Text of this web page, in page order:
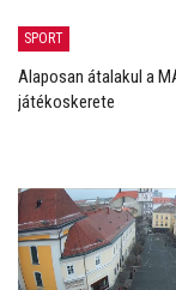
SPORT
Alaposan átalakul a
játékoskerete